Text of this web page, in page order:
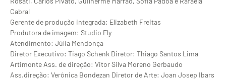
Cabral
Gerente de produção integrada: Elizabeth Freitas
Produtora de imagem: Studio Fly
Atendimento: Júlia Mendonça
Diretor Executivo: Tiago Schenk Diretor: Thiago Santos Lima
Artimonte Ass. de direção: Vitor Silva Moreno Gerbaudo
Ass.direção: Verônica Bondezan Diretor de Arte: Joan Josep Ibars